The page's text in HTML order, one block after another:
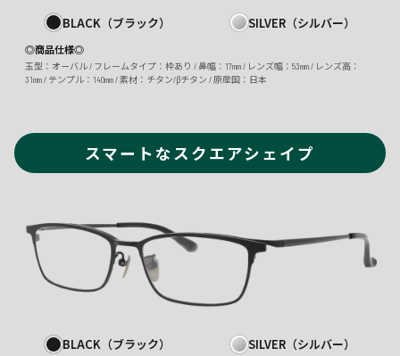
BLACK（ブラック） SILVER（シルバー）
◎商品仕様◎
玉型：オーバル / フレームタイプ：枠あり / 鼻幅：17mm / レンズ幅：53mm / レンズ高：
31mm / テンプル：140mm / 素材：チタン/βチタン / 原産国：日本
スマートなスクエアシェイプ
BLACK（ブラック） SILVER（シルバー）